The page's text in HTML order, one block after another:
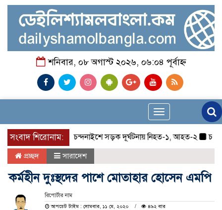
শনিবার, ০৮ অগাস্ট ২০২৬, ০৬:০৪ পূর্বাহ্ন
Toggle
navigation
সংবাদ শিরোনাম:চন্দনাইশে সড়ক দূর্ঘটনায় নিহত-১, আহত-২
প্রচ্ছদ সারাদেশ
কর্মহীন দুঃস্থদের পাশে মোতাহার হোসেন এমপি
রিপোর্টার নাম
আপডেট টাইম : সোমবার, ১১ মে, ২০২০
৪৯২ বার